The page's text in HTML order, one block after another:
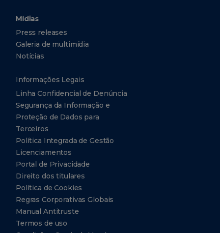
Mídias
Press releases
Galeria de multimídia
Notícias
Informações Legais
Linha Confidencial de Denúncia
Segurança da Informação e
Proteção de Dados para
Terceiros
Política Integrada de Gestão
Licenciamentos
Portal de Privacidade
Direito dos titulares
Política de Cookies
Regras Corporativas Globais
Manual Antitruste
Termos de uso